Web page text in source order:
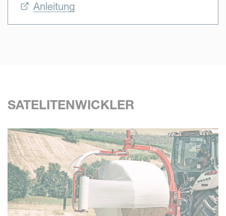
gewährleisten. Diese beiden Walzen sind hydraulisch
Anleitung
SATELITENWICKLER